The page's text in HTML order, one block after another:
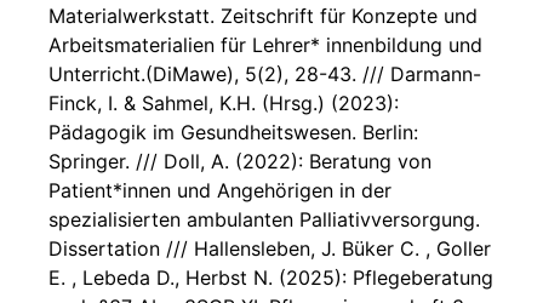
Materialwerkstatt. Zeitschrift für Konzepte und
Arbeitsmaterialien für Lehrer* innenbildung und
Unterricht.(DiMawe), 5(2), 28-43. /// Darmann-
Finck, I. & Sahmel, K.H. (Hrsg.) (2023):
Pädagogik im Gesundheitswesen. Berlin:
Springer. /// Doll, A. (2022): Beratung von
Patient*innen und Angehörigen in der
spezialisierten ambulanten Palliativversorgung.
Dissertation /// Hallensleben, J. Büker C. , Goller
E. , Lebeda D., Herbst N. (2025): Pflegeberatung